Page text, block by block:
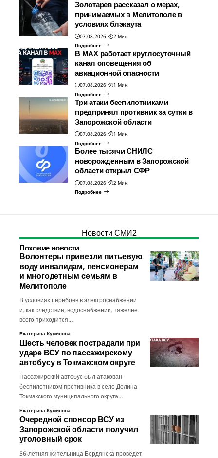
Золотарев рассказал о мерах,
принимаемых в Мелитополе в
условиях блэкаута
07.08.2026
2 Мин.
Подробнее
В МАХ работает круглосуточный
канал оповещения об
авиационной опасности
07.08.2026
1 Мин.
Подробнее
Три атаки беспилотниками
предпринял противник за сутки в
Запорожской области
07.08.2026
1 Мин.
Подробнее
Более тысячи СНИЛС
новорожденным в Запорожской
области открыл СФР
07.08.2026
2 Мин.
Подробнее
Новости СМИ2
Похожие новости
Волонтеры привезли питьевую
воду инвалидам, пенсионерам
и многодетным семьям в
Мелитополе
В условиях перебоев в электроснабжении
и, как следствие, водоснабжении, тяжелее
всего приходится…
Екатерина Куминова
Шесть человек пострадали при
ударе ВСУ по пассажирскому
автобусу в Токмакском округе
Пассажирский автобус был атакован
беспилотником противника в селе Долина
Токмакского муниципального округа…
Екатерина Куминова
Очередной спонсор ВСУ из
Запорожской области получил
уголовный срок
56-летняя жительница Бердянска проведет